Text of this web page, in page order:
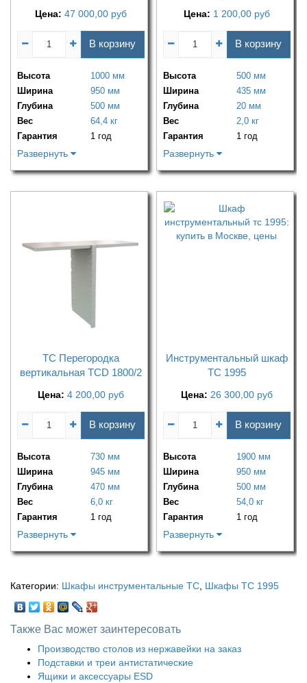
Цена: 47 000,00 руб
В корзину
Высота
1000 мм
Ширина
950 мм
Глубина
500 мм
Вес
64,4 кг
Гарантия
1 год
Развернуть
Цена: 1 200,00 руб
В корзину
Высота
500 мм
Ширина
435 мм
Глубина
20 мм
Вес
2,0 кг
Гарантия
1 год
Развернуть
ТС Перегородка
вертикальная TCD 1800/2
Цена: 4 200,00 руб
В корзину
Высота
730 мм
Ширина
945 мм
Глубина
470 мм
Вес
6,0 кг
Гарантия
1 год
Развернуть
Инструментальный шкаф
ТС 1995
Цена: 26 300,00 руб
В корзину
Высота
1900 мм
Ширина
950 мм
Глубина
500 мм
Вес
54,0 кг
Гарантия
1 год
Развернуть
Категории: Шкафы инструментальные ТС Шкафы ТС 1995
Также Вас может заинтересовать
Производство столов из нержавейки на заказ
Подставки и треи антистатические
Ящики и аксессуары ESD